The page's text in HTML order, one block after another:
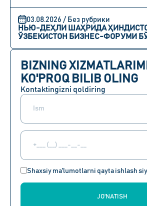
03.08.2026 / Без рубрики
НЬЮ-ДЕҲЛИ ШАҲРИДА
ЎЗБЕКИСТОН БИЗНЕС-ФОРУМИ
BIZNING
KO'PROQ BILIB OLING
Kontaktingizni qoldiring
Shaxsiy ma'lumotlarni qayta ishlash
JO'NATISH